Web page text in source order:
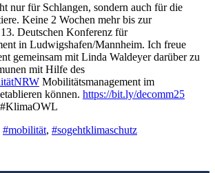
nur für Schlangen, sondern auch für die
Keine 2 Wochen mehr bis zur
Deutschen Konferenz für
in Ludwigshafen/Mannheim. Ich freue
gemeinsam mit Linda Waldeyer darüber zu
mit Hilfe des
Mobilitätsmanagement im
können. https://bit.ly/decomm25
#KlimaOWL
#mobilität, #sogehtklimaschutz